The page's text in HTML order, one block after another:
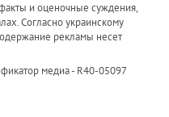
и оценочные суждения,
Согласно украинскому
рекламы несет
медиа - R40-05097